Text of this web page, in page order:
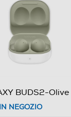
BUDS2-Olive
NEGOZIO